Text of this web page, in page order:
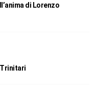
di Lorenzo